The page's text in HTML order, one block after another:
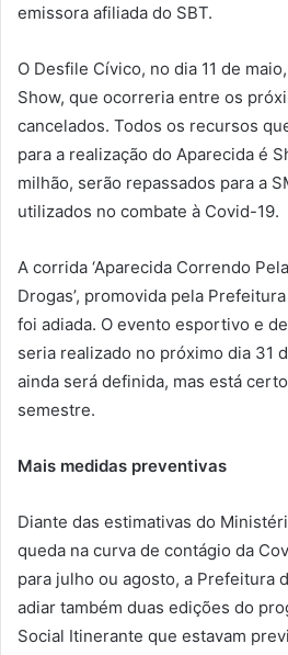
emissora afiliada do SBT.
O Desfile Cívico, no dia 11 de
Show, que ocorreria entre os
cancelados. Todos os recursos
para a realização do Aparecida é
milhão, serão repassados para a
utilizados no combate à Covid-19.
A corrida ‘Aparecida Correndo
Drogas’, promovida pela
foi adiada. O evento esportivo e
seria realizado no próximo dia 31
ainda será definida, mas está
semestre.
Mais medidas preventivas
Diante das estimativas do
queda na curva de contágio da
para julho ou agosto, a Prefeitura
adiar também duas edições do
Social Itinerante que estavam